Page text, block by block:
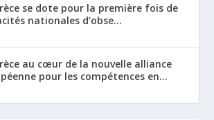
se dote pour la première fois de
nationales d’obse...
au cœur de la nouvelle alliance
pour les compétences en...